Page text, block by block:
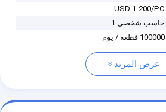
USD 1-200/PC
حاسب شخصي 1
100000 قطعة / يوم
عرض المزيد